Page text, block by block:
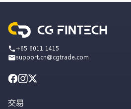
+65 6011 1415
support.cn@cgtrade.com
交易